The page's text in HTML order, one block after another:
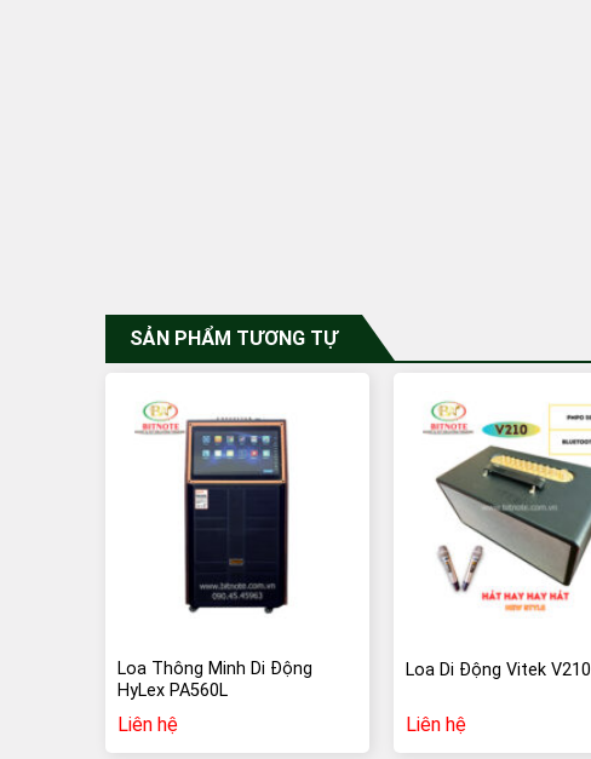
SẢN PHẨM TƯƠNG TỰ
Loa Thông Minh Di Động
HyLex PA560L
Liên hệ
Loa Di Động Vitek V210
Liên hệ